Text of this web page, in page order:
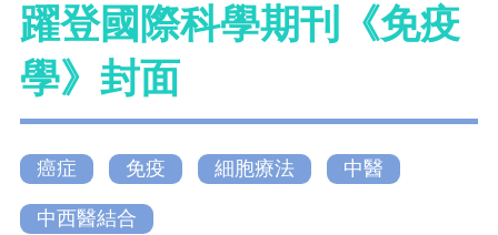
躍登國際科學期刊《免疫
學》封面
癌症 免疫 細胞療法 中醫
中西醫結合